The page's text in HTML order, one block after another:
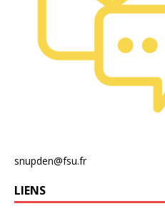
snupden@fsu.fr
LIENS